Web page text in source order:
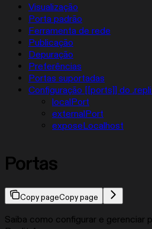
Visualização
Porta padrão
Ferramenta de rede
Publicação
Depuração
Preferências
Portas suportadas
Configuração [[ports]] do
localPort
externalPort
exposeLocalhost
Portas
Copy pageCopy page
Saiba como configurar e gerenciar